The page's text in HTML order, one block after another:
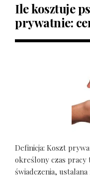
Ile kosztuje
prywatnie:
Definicja: Koszt
określony czas pracy
świadczenia,